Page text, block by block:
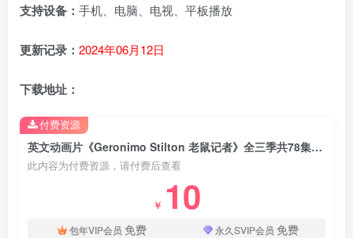
支持设备： 手机、电脑、电视、平板播放
更新记录： 2024年06月12日
下载地址：
英文动画片《Geronimo Stilton 老鼠记者》全三季共78集，1080P高清视频带英文字幕，百度网盘下载！
此内容为付费资源，请付费后查看
￥ 10
包年VIP会员 免费 永久SVIP会员 免费
付费资源